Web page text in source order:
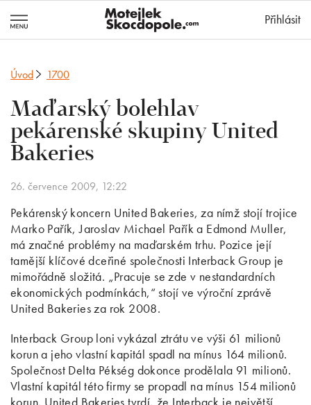
Přihlásit
Úvod 1700
Maďarský bolehlav
pekárenské skupiny United
Bakeries
26. července 2009, 12:22
Pekárenský koncern United Bakeries, za nímž stojí trojice
Marko Pařík, Jaroslav Michael Pařík a Edmond Muller,
má značné problémy na maďarském trhu. Pozice její
tamější klíčové dceřiné společnosti Interback Group je
mimořádně složitá. „Pracuje se zde v nestandardních
ekonomických podmínkách,“ stojí ve výroční zprávě
United Bakeries za rok 2008.
Interback Group loni vykázal ztrátu ve výši 61 milionů
korun a jeho vlastní kapitál spadl na mínus 164 milionů.
Společnost Delta Pékség dokonce prodělala 91 milionů.
Vlastní kapitál této firmy se propadl na mínus 154 milionů